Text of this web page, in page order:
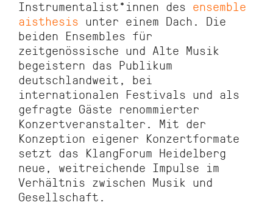
Instrumentalist*innen des ensemble
aisthesis unter einem Dach. Die
beiden Ensembles für
zeitgenössische und Alte Musik
begeistern das Publikum
deutschlandweit, bei
internationalen Festivals und als
gefragte Gäste renommierter
Konzertveranstalter. Mit der
Konzeption eigener Konzertformate
setzt das KlangForum Heidelberg
neue, weitreichende Impulse im
Verhältnis zwischen Musik und
Gesellschaft.